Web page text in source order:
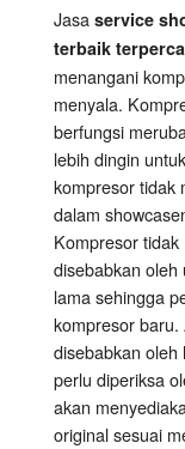
Jasa service
terbaik
menangani
menyala.
berfungsi
lebih dingin
kompresor tidak
dalam
Kompresor
disebabkan oleh
lama sehingga
kompresor
disebabkan oleh
perlu diperiksa
akan
original sesuai